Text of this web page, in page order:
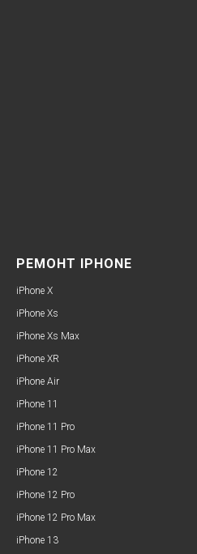
РЕМОНТ IPHONE
iPhone X
iPhone Xs
iPhone Xs Max
iPhone XR
iPhone Air
iPhone 11
iPhone 11 Pro
iPhone 11 Pro Max
iPhone 12
iPhone 12 Pro
iPhone 12 Pro Max
iPhone 13